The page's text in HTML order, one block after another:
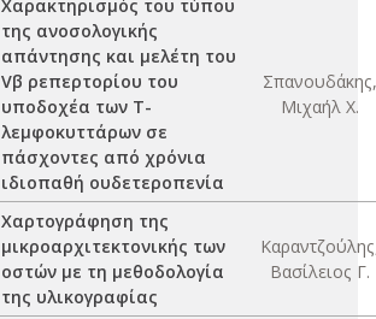
Χαρακτηρισμός του τύπου
της ανοσολογικής
απάντησης και μελέτη του
Vβ ρεπερτορίου του
υποδοχέα των Τ-
λεμφοκυττάρων σε
πάσχοντες από χρόνια
ιδιοπαθή ουδετεροπενία
Σπανουδάκης,
Μιχαήλ Χ.
Χαρτογράφηση της
μικροαρχιτεκτονικής των
οστών με τη μεθοδολογία
της υλικογραφίας
Βασίλειος Γ.